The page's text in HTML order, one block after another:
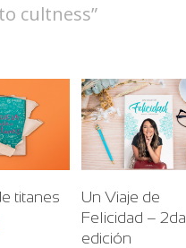
cultness”
Cart
titanes
Add To Cart
Un Viaje de
Felicidad – 2da
edición